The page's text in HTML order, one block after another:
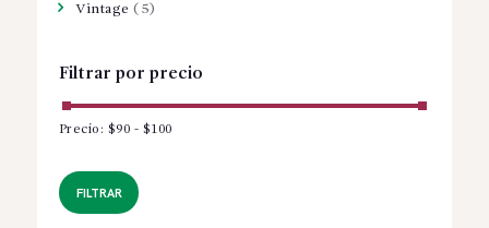
Vintage (5)
Filtrar por precio
FILTRAR
Precio: $90 - $100